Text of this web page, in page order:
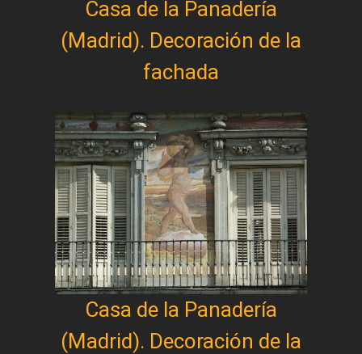
Casa de la Panadería
(Madrid). Decoración de la
fachada
Casa de la Panadería
(Madrid). Decoración de la